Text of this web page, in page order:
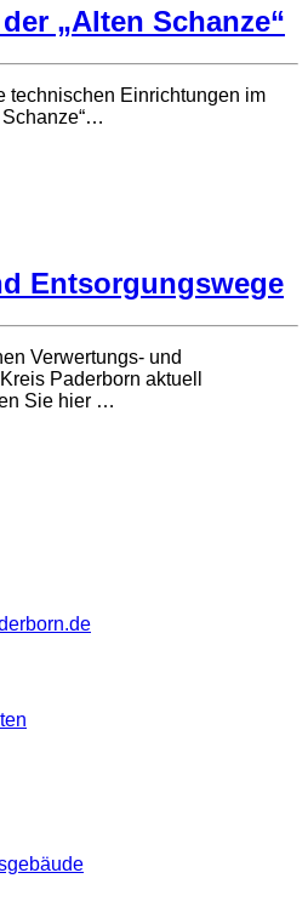
„Alten Schanze“
technischen Einrichtungen im
Schanze“…
Entsorgungswege
Verwertungs- und
Paderborn aktuell
Sie hier …